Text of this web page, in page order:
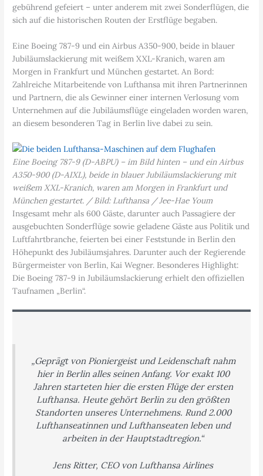
gebührend gefeiert – unter anderem mit zwei Sonderflügen, die
sich auf die historischen Routen der Erstflüge begaben.
Eine Boeing 787-9 und ein Airbus A350-900, beide in blauer
Jubiläumslackierung mit weißem XXL-Kranich, waren am
Morgen in Frankfurt und München gestartet. An Bord:
Zahlreiche Mitarbeitende von Lufthansa mit ihren Partnerinnen
und Partnern, die als Gewinner einer internen Verlosung vom
Unternehmen auf die Jubiläumsflüge eingeladen worden waren,
an diesem besonderen Tag in Berlin live dabei zu sein.
Eine Boeing 787-9 (D-ABPU) – im Bild hinten – und ein Airbus
A350-900 (D-AIXL), beide in blauer Jubiläumslackierung mit
weißem XXL-Kranich, waren am Morgen in Frankfurt und
München gestartet. / Bild: Lufthansa / Jee-Hae Youm
Insgesamt mehr als 600 Gäste, darunter auch Passagiere der
ausgebuchten Sonderflüge sowie geladene Gäste aus Politik und
Luftfahrtbranche, feierten bei einer Feststunde in Berlin den
Höhepunkt des Jubiläumsjahres. Darunter auch der Regierende
Bürgermeister von Berlin, Kai Wegner. Besonderes Highlight:
Die Boeing 787-9 in Jubiläumslackierung erhielt den offiziellen
Taufnamen „Berlin“.
„Geprägt von Pioniergeist und Leidenschaft nahm
hier in Berlin alles seinen Anfang. Vor exakt 100
Jahren starteten hier die ersten Flüge der ersten
Lufthansa. Heute gehört Berlin zu den größten
Standorten unseres Unternehmens. Rund 2.000
Lufthanseatinnen und Lufthanseaten leben und
arbeiten in der Hauptstadtregion.“
Jens Ritter, CEO von Lufthansa Airlines